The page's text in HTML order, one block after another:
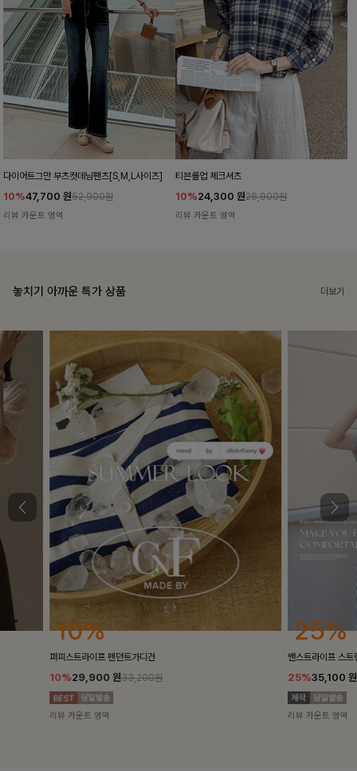
다이어트그만 부츠컷데님팬츠[S,M,L사이즈]
10%47,700 원52,900원
리뷰 카운트 영역
티븐롤업 체크셔츠
10%24,300 원26,900원
리뷰 카운트 영역
놓치기 아까운 특가 상품 더보기
25%
밴스트라이프 스트링원피스
25% 35,100원46,800원
리뷰 카운트 영역
10%
[5천장돌파/
10%
리뷰 카운트 영